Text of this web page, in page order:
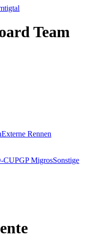
Team
Externe Rennen
CUPGP MigrosSonstige